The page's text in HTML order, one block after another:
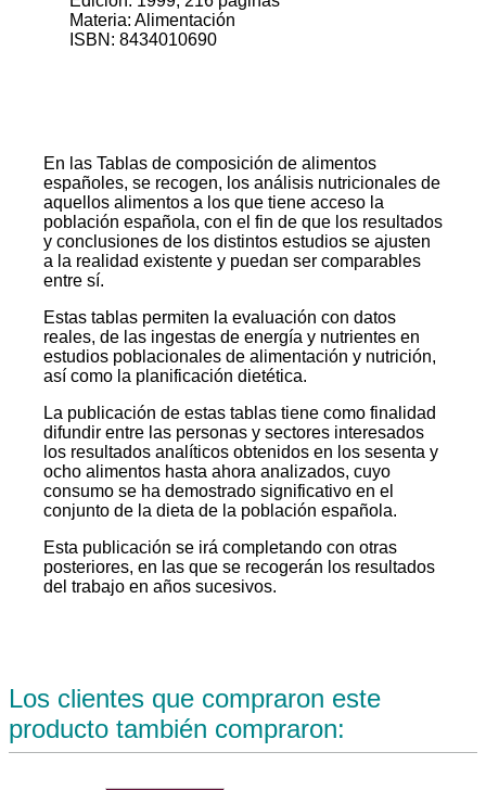
Materia: Alimentación
ISBN: 8434010690
En las Tablas de composición de alimentos
españoles, se recogen, los análisis nutricionales de
aquellos alimentos a los que tiene acceso la
población española, con el fin de que los resultados
y conclusiones de los distintos estudios se ajusten
a la realidad existente y puedan ser comparables
entre sí.
Estas tablas permiten la evaluación con datos
reales, de las ingestas de energía y nutrientes en
estudios poblacionales de alimentación y nutrición,
así como la planificación dietética.
La publicación de estas tablas tiene como finalidad
difundir entre las personas y sectores interesados
los resultados analíticos obtenidos en los sesenta y
ocho alimentos hasta ahora analizados, cuyo
consumo se ha demostrado significativo en el
conjunto de la dieta de la población española.
Esta publicación se irá completando con otras
posteriores, en las que se recogerán los resultados
del trabajo en años sucesivos.
Los clientes que compraron este
producto también compraron: